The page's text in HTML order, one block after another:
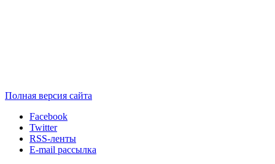
Полная версия сайта
Facebook
Twitter
RSS-ленты
E-mail рассылка